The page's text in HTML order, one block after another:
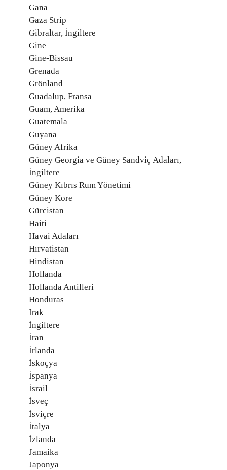
Gana
Gaza Strip
Gibraltar, İngiltere
Gine
Gine-Bissau
Grenada
Grönland
Guadalup, Fransa
Guam, Amerika
Guatemala
Guyana
Güney Afrika
Güney Georgia ve Güney Sandviç Adaları,
İngiltere
Güney Kıbrıs Rum Yönetimi
Güney Kore
Gürcistan
Haiti
Havai Adaları
Hırvatistan
Hindistan
Hollanda
Hollanda Antilleri
Honduras
Irak
İngiltere
İran
İrlanda
İskoçya
İspanya
İsrail
İsveç
İsviçre
İtalya
İzlanda
Jamaika
Japonya